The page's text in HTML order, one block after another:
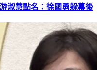
淑慧點名：徐國勇躲幕後